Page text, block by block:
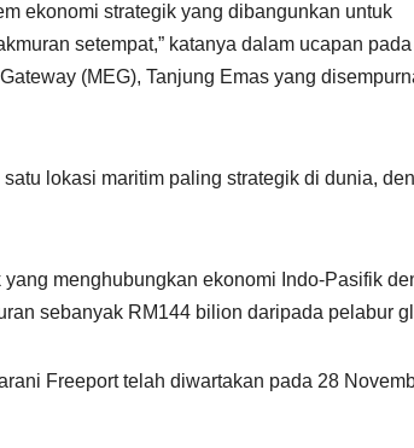
ekonomi strategik yang dibangunkan untuk
setempat,” katanya dalam ucapan
(MEG), Tanjung Emas yang
lokasi maritim paling strategik di dunia,
menghubungkan ekonomi Indo-Pasifik
sebanyak RM144 bilion daripada pelabur
Freeport telah diwartakan pada 28